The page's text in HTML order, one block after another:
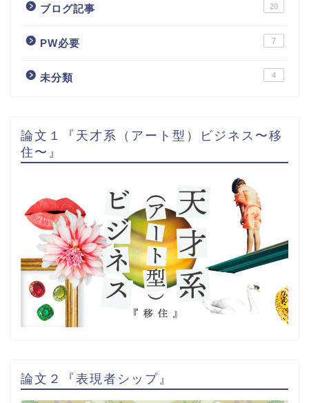
ブログ記事 20
PW必要 7
未分類 4
論文１『天才系（アート型）ビジネス〜移
住〜』
論文２『表現者シップ』